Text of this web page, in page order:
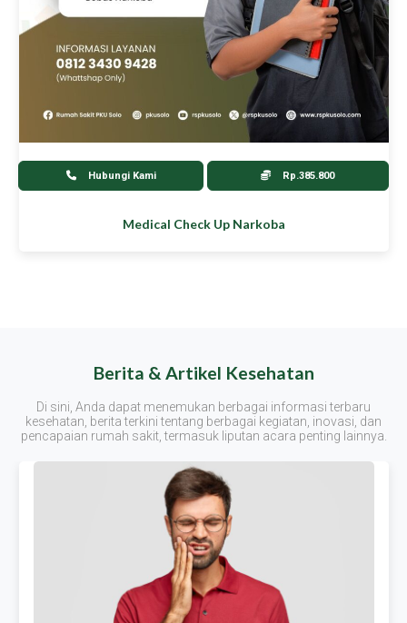
Hubungi Kami Rp.385.800
Medical Check Up Narkoba
Berita & Artikel Kesehatan
Di sini, Anda dapat menemukan berbagai informasi terbaru
kesehatan, berita terkini tentang berbagai kegiatan, inovasi, dan
pencapaian rumah sakit, termasuk liputan acara penting lainnya.